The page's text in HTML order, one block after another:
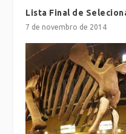
Lista Final de
7 de novembro de 2014